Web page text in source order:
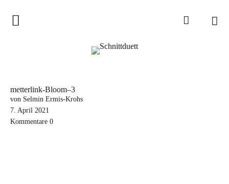
Home
Schnittduett Magazin
metterlink-Bloom–3
von Selmin Ermis-Krohs
7. April 2021
Kommentare 0